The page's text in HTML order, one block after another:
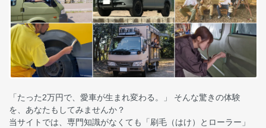
「たった2万円で、愛車が生まれ変わる。」 そんな驚きの体験
を、あなたもしてみませんか？
当サイトでは、専門知識がなくても「刷毛（はけ）とローラー」